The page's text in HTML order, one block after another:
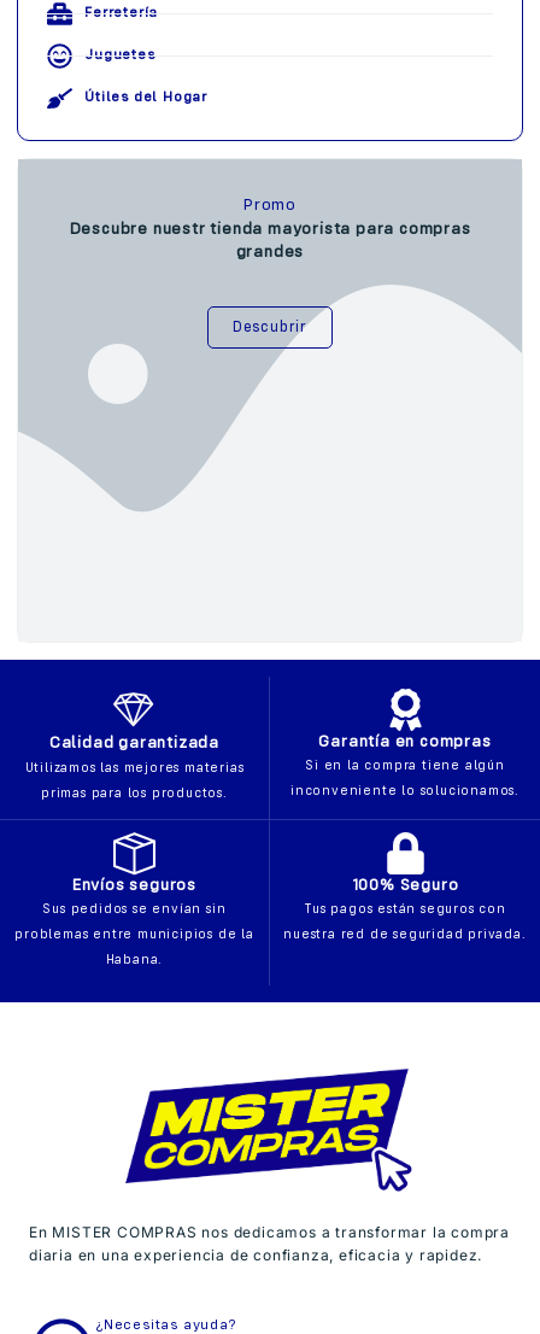
Ferretería
Juguetes
Útiles del Hogar
Promo
Descubre nuestr tienda mayorista para compras
grandes
Descubrir
Calidad garantizada
Utilizamos las mejores materias
primas para los productos.
Garantía en compras
Si en la compra tiene algún
inconveniente lo solucionamos.
Envíos seguros
Sus pedidos se envían sin
problemas entre municipios de la
Habana.
100% Seguro
Tus pagos están seguros con
nuestra red de seguridad privada.
En MISTER COMPRAS nos dedicamos a transformar la compra
diaria en una experiencia de confianza, eficacia y rapidez.
¿Necesitas ayuda?